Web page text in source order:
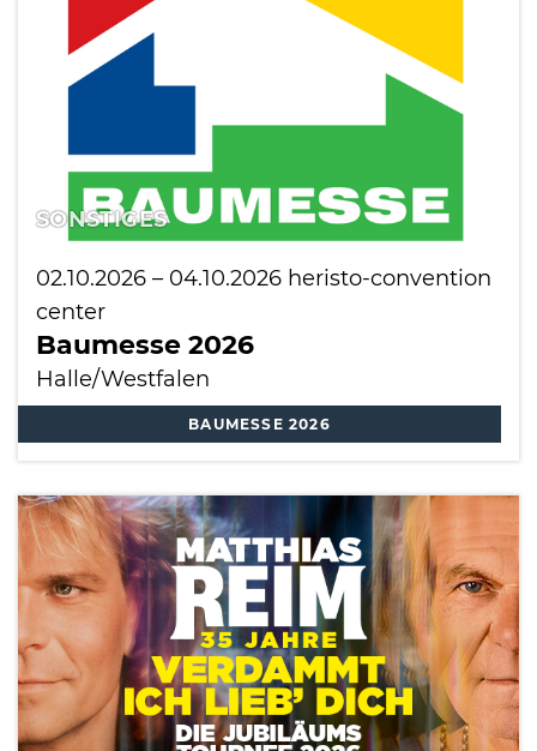
International
SONSTIGES
02.10.2026 – 04.10.2026 heristo-convention
center
Baumesse 2026
Halle/Westfalen
BAUMESSE 2026